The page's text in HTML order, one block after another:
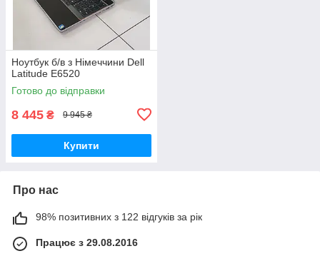
Ноутбук б/в з Німеччини Dell
Latitude E6520
Готово до відправки
8 445 ₴ 9 945 ₴
Купити
Про нас
98% позитивних з 122 відгуків за рік
Працює з 29.08.2016